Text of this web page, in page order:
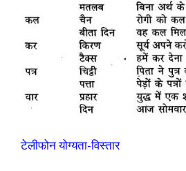
टेलीफोन योग्यता-विस्तार